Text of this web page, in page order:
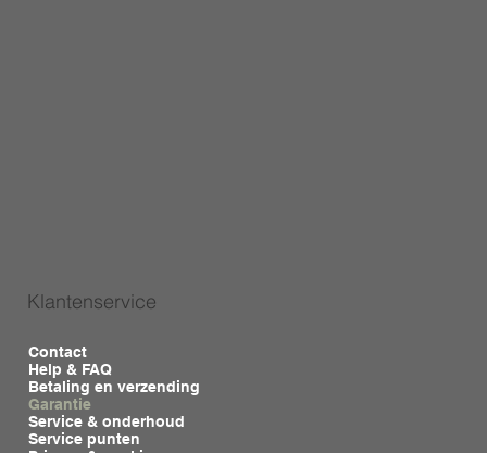
Klantenservice
Contact
Help & FAQ
Betaling en verzending
Garantie
Service & onderhoud
Service punten
Privacy & cookies